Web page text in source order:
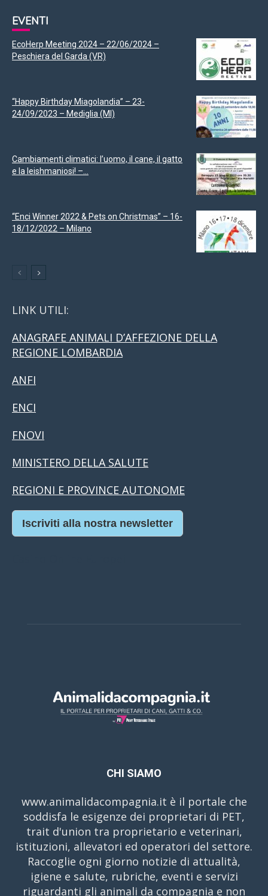
EVENTI
EcoHerp Meeting 2024 – 22/06/2024 –
Peschiera del Garda (VR)
“Happy Birthday Miagolandia” – 23-
24/09/2023 – Mediglia (MI)
Cambiamenti climatici: l’uomo, il cane, il gatto
e la leishmaniosi! –...
“Enci Winner 2022 & Pets on Christmas” – 16-
18/12/2022 – Milano
LINK UTILI:
ANAGRAFE ANIMALI D’AFFEZIONE DELLA
REGIONE LOMBARDIA
ANFI
ENCI
FNOVI
MINISTERO DELLA SALUTE
REGIONI E PROVINCE AUTONOME
Iscriviti alla nostra newsletter
CHI SIAMO
www.animalidacompagnia.it è il portale che
soddisfa le esigenze dei proprietari di PET,
trait d'union tra proprietario e veterinari,
istituzioni, allevatori ed operatori del settore.
Raccoglie ogni giorno notizie di attualità,
igiene e salute, rubriche, eventi e servizi
riguardanti gli animali da compagnia e non